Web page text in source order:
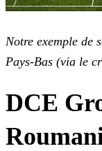
Notre exemple de
Pays-Bas (via le
DCE